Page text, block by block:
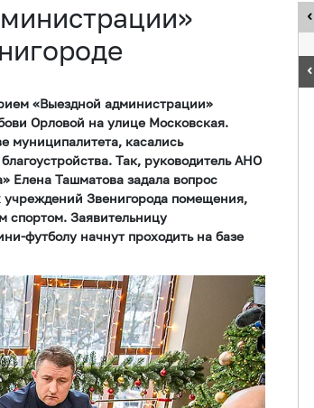
«Выездной администрации»
Орловой на улице Московская.
муниципалитета, касались
Так, руководитель АНО
Елена Ташматова задала вопрос
учреждений Звенигорода помещения,
спортом. Заявительницу
футболу начнут проходить на базе